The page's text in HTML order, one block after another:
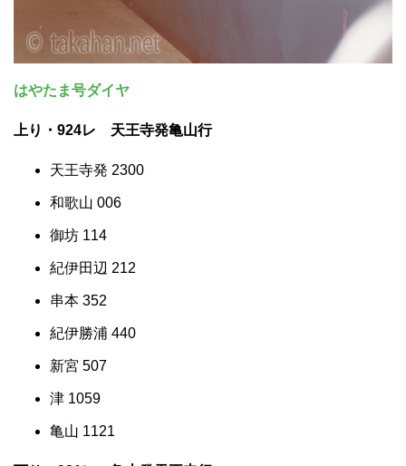
はやたま号ダイヤ
上り・924レ 天王寺発亀山行
天王寺発 2300
和歌山 006
御坊 114
紀伊田辺 212
串本 352
紀伊勝浦 440
新宮 507
津 1059
亀山 1121